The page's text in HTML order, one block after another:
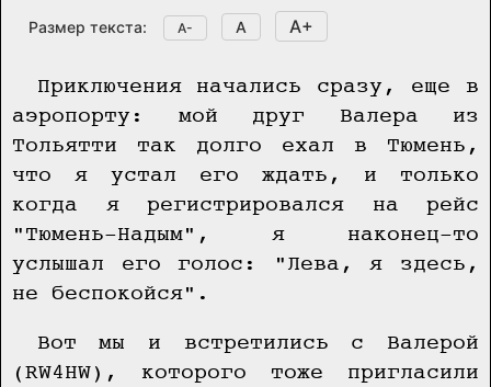
Размер текста: A- A A+
Приключения начались сразу, еще в
аэропорту: мой друг Валера из
Тольятти так долго ехал в Тюмень,
что я устал его ждать, и только
когда я регистрировался на рейс
"Тюмень-Надым", я наконец-то
услышал его голос: "Лева, я здесь,
не беспокойся".
Вот мы и встретились с Валерой
(RW4HW), которого тоже пригласили